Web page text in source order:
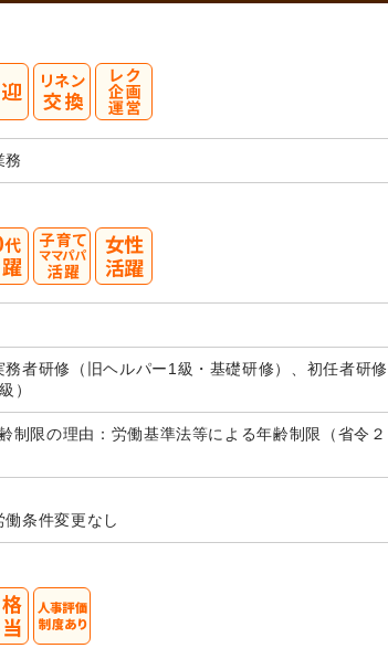
務
務者研修（旧ヘルパー1級・基礎研修）、初任者研修
）
制限の理由：労働基準法等による年齢制限（省令２
条件変更なし